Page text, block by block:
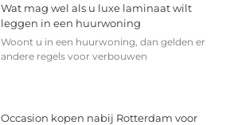
Wat mag wel als u luxe laminaat wilt
leggen in een huurwoning
Woont u in een huurwoning, dan gelden er
andere regels voor verbouwen
Occasion kopen nabij Rotterdam voor